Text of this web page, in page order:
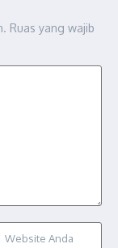
Ruas yang wajib